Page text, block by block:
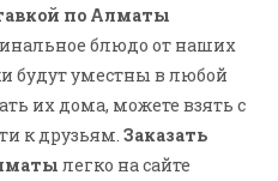
по Алматы
блюдо от наших
будут уместны в любой
их дома, можете взять с
к друзьям. Заказать
легко на сайте